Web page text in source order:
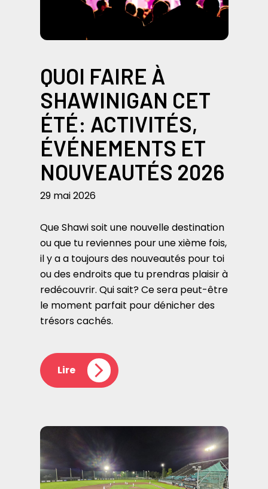
QUOI FAIRE À
SHAWINIGAN CET
ÉTÉ: ACTIVITÉS,
ÉVÉNEMENTS ET
NOUVEAUTÉS 2026
29 mai 2026
Que Shawi soit une nouvelle destination
ou que tu reviennes pour une xième fois,
il y a a toujours des nouveautés pour toi
ou des endroits que tu prendras plaisir à
redécouvrir. Qui sait? Ce sera peut-être
le moment parfait pour dénicher des
trésors cachés.
Lire